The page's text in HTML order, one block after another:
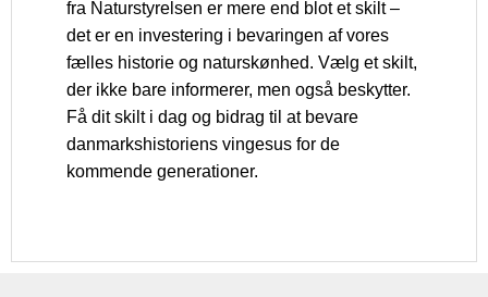
fra Naturstyrelsen er mere end blot et skilt –
det er en investering i bevaringen af vores
fælles historie og naturskønhed. Vælg et skilt,
der ikke bare informerer, men også beskytter.
Få dit skilt i dag og bidrag til at bevare
danmarkshistoriens vingesus for de
kommende generationer.